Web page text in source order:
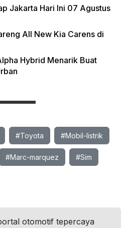
Jakarta Hari Ini 07 Agustus
All New Kia Carens di
Hybrid Menarik Buat
#Toyota #Mobil-listrik
#Marc-marquez #Sim
otomotif tepercaya